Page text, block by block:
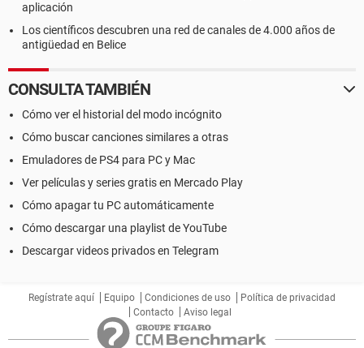
aplicación
Los científicos descubren una red de canales de 4.000 años de
antigüedad en Belice
CONSULTA TAMBIÉN
Cómo ver el historial del modo incógnito
Cómo buscar canciones similares a otras
Emuladores de PS4 para PC y Mac
Ver películas y series gratis en Mercado Play
Cómo apagar tu PC automáticamente
Cómo descargar una playlist de YouTube
Descargar videos privados en Telegram
Regístrate aquí Equipo Condiciones de uso
Política de privacidad
Contacto
Aviso legal